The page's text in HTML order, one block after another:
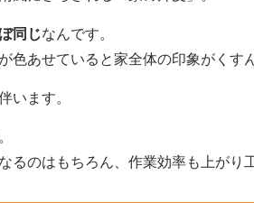
同じなんです。
色あせていると家全体の印象がくす
います。
るのはもちろん、作業効率も上がり